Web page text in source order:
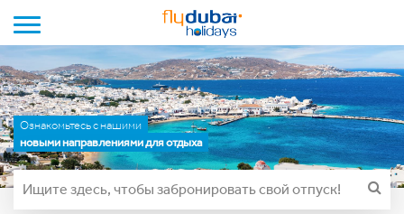
Ознакомьтесь с нашими
новыми направлениями для отдыха